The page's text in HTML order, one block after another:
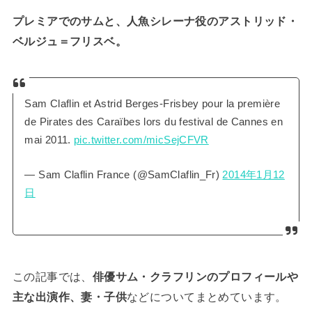
プレミアでのサムと、人魚シレーナ役のアストリッド・
ベルジュ＝フリスベ。
Sam Claflin et Astrid Berges-Frisbey pour la première
de Pirates des Caraïbes lors du festival de Cannes en
mai 2011. pic.twitter.com/micSejCFVR
— Sam Claflin France (@SamClaflin_Fr) 2014年1月12
日
この記事では、 俳優サム・クラフリンのプロフィールや
主な出演作、妻・子供などについてまとめています。